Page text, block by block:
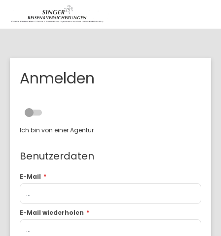
Anmelden
Ich bin von einer Agentur
Benutzerdaten
E-Mail *
E-Mail wiederholen *